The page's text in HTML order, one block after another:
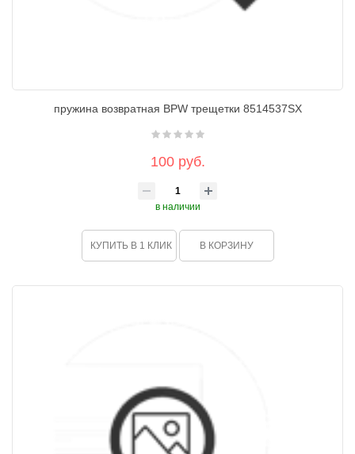
пружина возвратная BPW трещетки 8514537SX
100 руб.
в наличии
КУПИТЬ В 1 КЛИК В КОРЗИНУ